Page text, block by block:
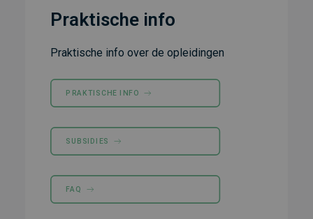
Praktische info
Praktische info over de opleidingen
PRAKTISCHE INFO
SUBSIDIES
FAQ